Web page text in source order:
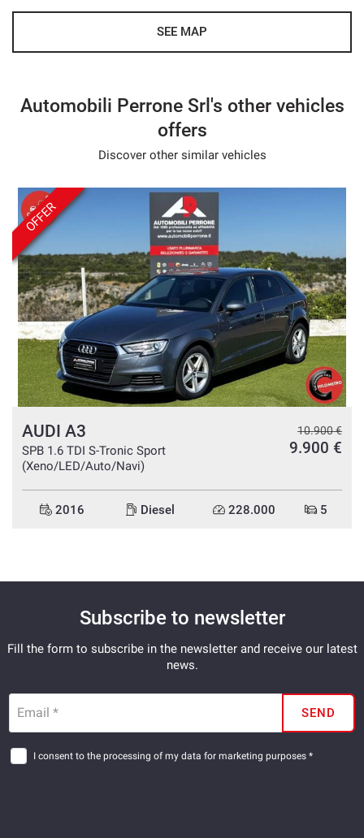
SEE MAP
Automobili Perrone Srl's other vehicles
offers
Discover other similar vehicles
OFFER
AUDI A3
SPB 1.6 TDI S-Tronic Sport
(Xeno/LED/Auto/Navi)
10.900 €
9.900 €
2016 Diesel 228.000 5
Subscribe to newsletter
Fill the form to subscribe in the newsletter and receive our latest
news.
Email * SEND
I consent to the processing of my data for marketing purposes *